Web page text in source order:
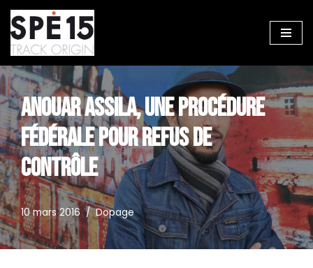
Aller
au
contenu
ANOUAR ASSILA, UNE PROCÉDURE
FÉDÉRALE POUR REFUS DE
CONTRÔLE
10 mars 2016 Dopage